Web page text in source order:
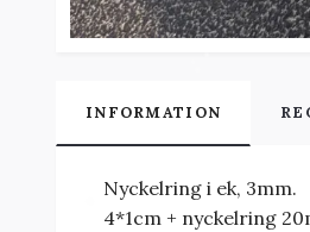
INFORMATION
Nyckelring i ek, 3mm.
4*1cm + nyckelring